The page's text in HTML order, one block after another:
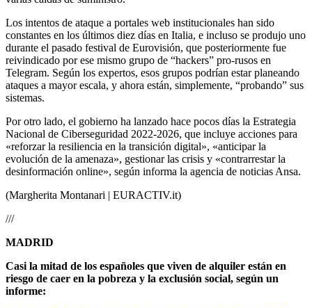
Los intentos de ataque a portales web institucionales han sido
constantes en los últimos diez días en Italia, e incluso se produjo uno
durante el pasado festival de Eurovisión, que posteriormente fue
reivindicado por ese mismo grupo de “hackers” pro-rusos en
Telegram. Según los expertos, esos grupos podrían estar planeando
ataques a mayor escala, y ahora están, simplemente, “probando” sus
sistemas.
Por otro lado, el gobierno ha lanzado hace pocos días la Estrategia
Nacional de Ciberseguridad 2022-2026, que incluye acciones para
«reforzar la resiliencia en la transición digital», «anticipar la
evolución de la amenaza», gestionar las crisis y «contrarrestar la
desinformación online», según informa la agencia de noticias Ansa.
(Margherita Montanari | EURACTIV.it)
///
MADRID
Casi la mitad de los españoles que viven de alquiler están en
riesgo de caer en la pobreza y la exclusión social, según un
informe: